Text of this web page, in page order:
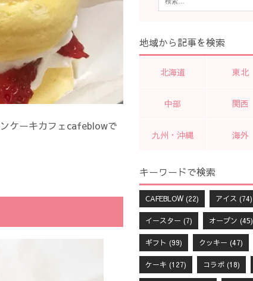
ケーキカフェcafeblowで
地域から記事を検索
北海道 東北
中部 関西
九州・沖縄 海外
キーワードで検索
CAFEBLOW(22) アイス (74)
イースター (7) オープン (45)
ギフト (99) クッキー (47)
ケーキ (127) コラボ(18)